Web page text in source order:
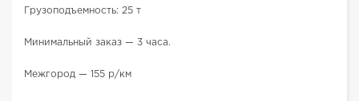
Грузоподъемность: 25 т
Минимальный заказ — 3 часа.
Межгород — 155 р/км